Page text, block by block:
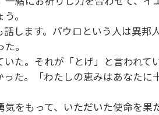
。
します。パウロという人は異
。
た。それが「とげ」と言われ
た。「わたしの恵みはあなた
をもって、いただいた使命を果